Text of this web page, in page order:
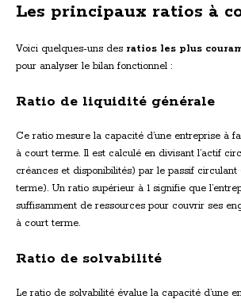
Les principaux ratios à
Voici quelques-uns des ratios les plus
pour analyser le bilan fonctionnel :
Ratio de liquidité générale
Ce ratio mesure la capacité d’une entreprise à
à court terme. Il est calculé en divisant l’actif
créances et disponibilités) par le passif
terme). Un ratio supérieur à 1 signifie que
suffisamment de ressources pour couvrir ses
à court terme.
Ratio de solvabilité
Le ratio de solvabilité évalue la capacité d’une